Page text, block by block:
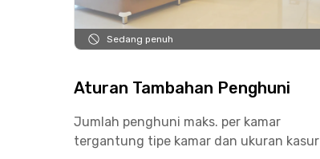
Sedang penuh
Aturan Tambahan Penghuni
Jumlah penghuni maks. per kamar
tergantung tipe kamar dan ukuran kasur